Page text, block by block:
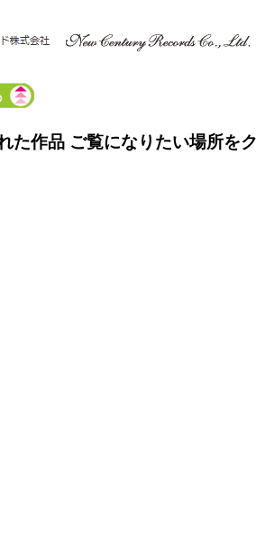
た作品 ご覧になりたい場所を